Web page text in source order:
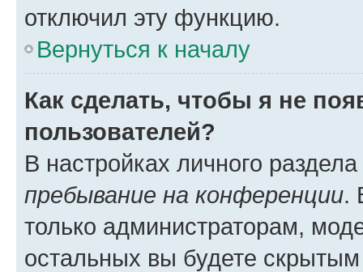
отключил эту функцию.
Вернуться к началу
Как сделать, чтобы я не
пользователей?
В настройках личного
пребывание на конференции.
только администраторам,
остальных вы будете